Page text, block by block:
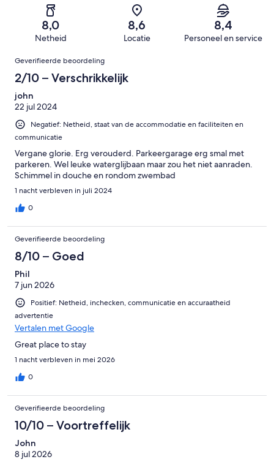
beoordelingen
beoordelingen
Ontzettend
van
4254
beoordelingen
8,0
Netheid
8,6
Locatie
8,4
Personeel en service
Beoordelingen
Geverifieerde beoordeling
2/10 – Verschrikkelijk
john
22 jul 2024
Negatief: Netheid, staat van de accommodatie en faciliteiten en
communicatie
Vergane glorie. Erg verouderd. Parkeergarage erg smal met
parkeren. Wel leuke waterglijbaan maar zou het niet aanraden.
Schimmel in douche en rondom zwembad
1 nacht verbleven in juli 2024
0
Geverifieerde beoordeling
8/10 – Goed
Phil
7 jun 2026
Positief: Netheid, inchecken, communicatie en accuraatheid
advertentie
Vertalen met Google
Great place to stay
1 nacht verbleven in mei 2026
0
Geverifieerde beoordeling
10/10 – Voortreffelijk
John
8 jul 2026